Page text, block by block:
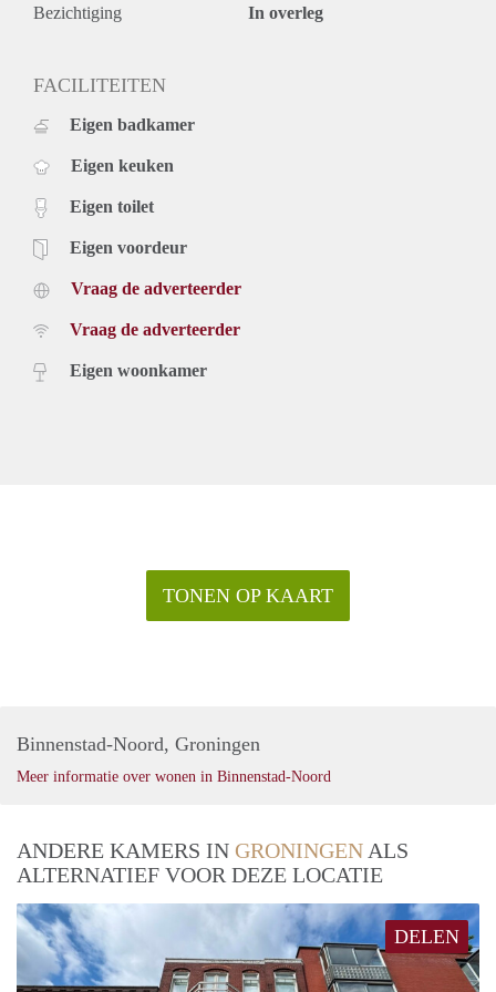
Bezichtiging In overleg
FACILITEITEN
Eigen badkamer
Eigen keuken
Eigen toilet
Eigen voordeur
Vraag de adverteerder
Vraag de adverteerder
Eigen woonkamer
TONEN OP KAART
Binnenstad-Noord, Groningen
Meer informatie over wonen in Binnenstad-Noord
ANDERE KAMERS IN GRONINGEN ALS
ALTERNATIEF VOOR DEZE LOCATIE
DELEN